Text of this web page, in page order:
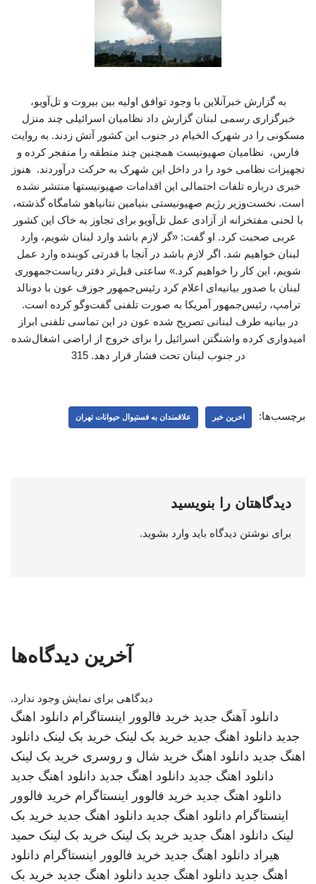
به گزارش خبرآنلاین با وجود توافق اولیه بین بیروت و تل‌آویو،
خبرگزاری رسمی لبنان گزارش داد نظامیان اسرائیلی چند منزل
مسکونی را در شهرک الخیام در جنوب این کشور آتش زدند. به روایت
فارس، نظامیان صهیونیست همچنین چند منطقه را منفجر کرده و
تجهیزات نظامی خود را در داخل این شهرک به حرکت درآوردند. هنوز
خبری درباره تلفات احتمالی این اقدامات صهیونیستها منتشر نشده
است. نخست‌وزیر رژیم صهیونیستی بنیامین نتانیاهو شامگاه گذشته،
با لحنی مفتخرانه از آزادی عمل تل‌آویو برای تجاوز به خاک این کشور
عربی صحبت کرد. او گفت: «گر لازم باشد وارد لبنان شویم، وارد
لبنان خواهیم شد. اگر لازم باشد در آنجا با قدرتی کوبنده وارد عمل
شویم، این کار را خواهیم کرد.» ساعتی قبل‌تر دفتر ریاست‌جمهوری
لبنان با صدور بیانیه‌ای اعلام کرد رئیس‌جمهور جوزف عون با دونالد
ترامپ، رئیس‌جمهور آمریکا به صورت تلفنی گفت‌وگو کرده است.
در بیانیه طرف لبنانی تصریح شده عون در این تماسی تلفنی ابراز
امیدواری کرده واشنگتن اسرائیل را برای خروج از اراضی اشغال‌شده
در جنوب لبنان تحت فشار قرار دهد. 315
برچسب‌ها: اخرین خبر علاقمندان به فستیوال حیوانات تهران
دیدگاهتان را بنویسید
برای نوشتن دیدگاه باید وارد بشوید.
آخرین دیدگاه‌ها
دیدگاهی برای نمایش وجود ندارد.
دانلود آهنگ جدید خرید فالوور اینستاگرام دانلود اهنگ
جدید دانلود اهنگ جدید خرید بک لینک خرید بک لینک دانلود
اهنگ جدید دانلود اهنگ خرید شال و روسری خرید بک لینک
دانلود اهنگ جدید دانلود اهنگ جدید دانلود اهنگ جدید
دانلود اهنگ جدید خرید فالوور اینستاگرام خرید فالوور
اینستاگرام دانلود اهنگ جدید دانلود اهنگ جدید خرید بک
لینک دانلود اهنگ جدید خرید بک لینک خرید بک لینک حمید
هیراد دانلود اهنگ جدید خرید فالوور اینستاگرام دانلود
اهنگ جدید دانلود اهنگ جدید دانلود اهنگ جدید خرید بک